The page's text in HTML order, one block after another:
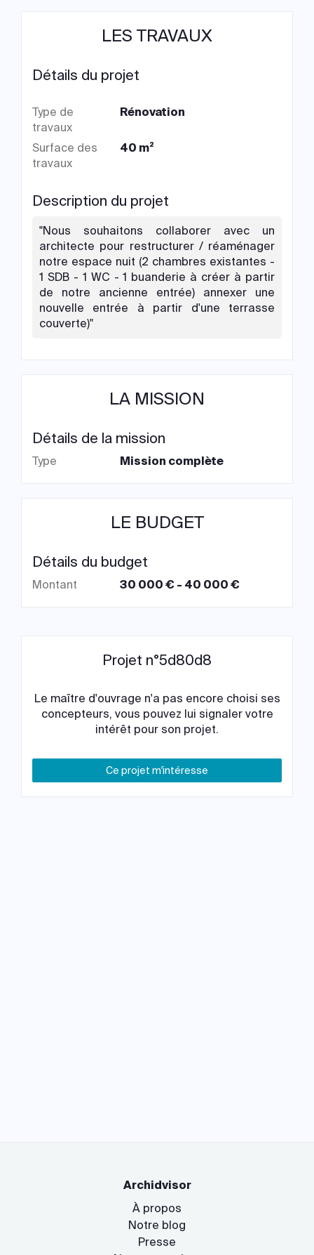
LES TRAVAUX
Détails du projet
Type de
travaux
Rénovation
Surface des
travaux
40 m²
Description du projet
"Nous souhaitons collaborer avec un
architecte pour restructurer / réaménager
notre espace nuit (2 chambres existantes -
1 SDB - 1 WC - 1 buanderie à créer à partir
de notre ancienne entrée) annexer une
nouvelle entrée à partir d'une terrasse
couverte)"
LA MISSION
Détails de la mission
Type Mission complète
LE BUDGET
Détails du budget
Montant 30 000 € - 40 000 €
Projet n°5d80d8
Le maître d'ouvrage n'a pas encore choisi ses
concepteurs, vous pouvez lui signaler votre
intérêt pour son projet.
Ce projet m'intéresse
Archidvisor
À propos
Notre blog
Presse